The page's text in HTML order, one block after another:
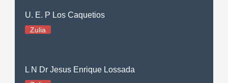
U. E. P Los Caquetios
Zulia
L N Dr Jesus Enrique Lossada